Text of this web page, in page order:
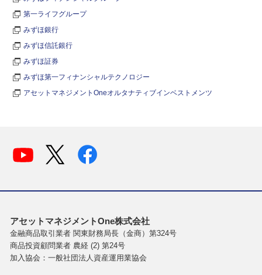
第一ライフグループ
みずほ銀行
みずほ信託銀行
みずほ証券
みずほ第一フィナンシャルテクノロジー
アセットマネジメントOneオルタナティブインベストメンツ
アセットマネジメントOne株式会社
金融商品取引業者 関東財務局長（金商）第324号
商品投資顧問業者 農経 (2) 第24号
加入協会：一般社団法人資産運用業協会